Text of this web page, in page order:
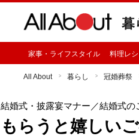
暮
家事・ライフスタイル 料理レ
All About 暮らし 冠婚葬祭
結婚式・披露宴マナー ／結婚式の
もらうと嬉しい